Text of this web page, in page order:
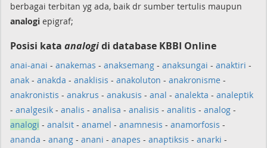
berbagai terbitan yg ada, baik dr sumber tertulis maupun
analogi epigraf;
Posisi kata analogidi database KBBI Online
anai-anai - anakemas - anaksemang - anaksungai - anaktiri -
anak - anakda - anaklisis - anakoluton - anakronisme -
anakronistis - anakrus - anakusis - anal - analekta - analeptik
- analgesik - analis - analisa - analisis - analitis - analog -
analogi - analsit - anamel - anamnesis - anamorfosis -
ananda - anang - anani - anapes - anaptiksis - anarki -